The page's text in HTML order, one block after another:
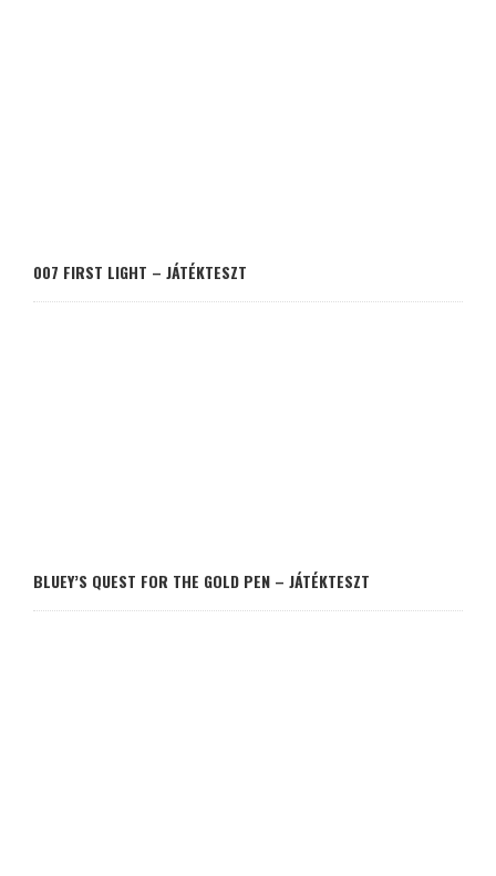
007 FIRST LIGHT – JÁTÉKTESZT
BLUEY’S QUEST FOR THE GOLD PEN – JÁTÉKTESZT